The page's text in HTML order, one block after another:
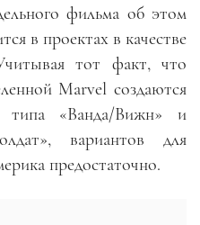
фильма об этом
в проектах в качестве
тот факт, что
Marvelсоздаются
типа «Ванда/Вижн» и
вариантов для
предостаточно.